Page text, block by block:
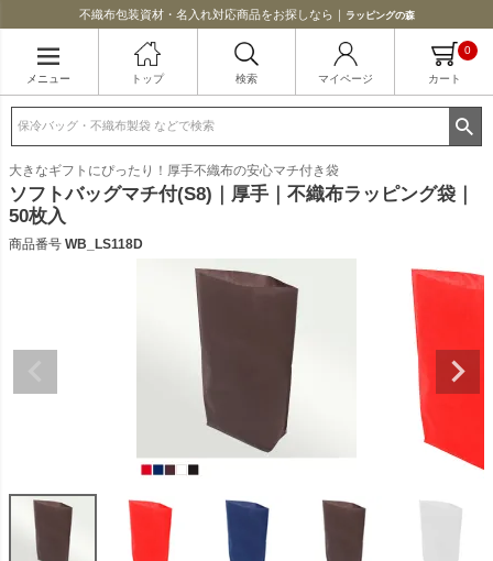
不織布包装資材・名入れ対応商品をお探しなら｜ ラッピングの森
メニュー トップ 検索 マイページ カート
0
大きなギフトにぴったり！厚手不織布の安心マチ付き袋
ソフトバッグマチ付(S8)｜厚手｜不織布ラッピング袋｜
50枚入
商品番号 WB_LS118D